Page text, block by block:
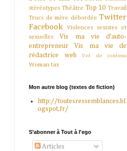
stéréotypes Théâtre Top 10 Travail
Trucs de mère débordée Twitter
Facebook
Violences sexistes et
sexuelles
Vis ma vie d'auto-
entrepreneur
Vis ma vie de
rédactrice web
Vol de contenu
Woman tax
Mon autre blog (textes de fiction)
http://toutesressemblances.bl
ogspot.fr/
S’abonner à Tout à l'ego
Articles